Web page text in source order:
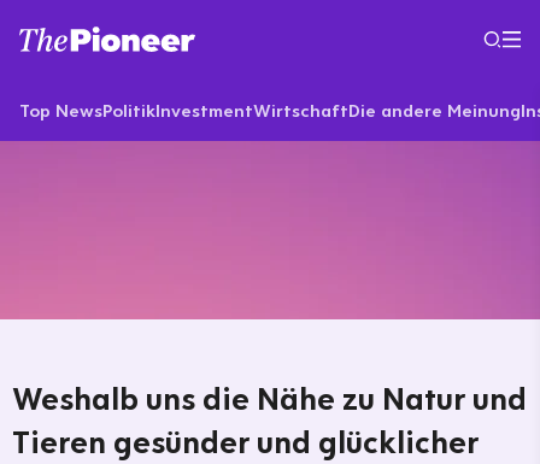
Top NewsPolitikInvestmentWirtschaftDie andere Meinung
Weshalb uns die Nähe zu Natur und
Tieren gesünder und glücklicher